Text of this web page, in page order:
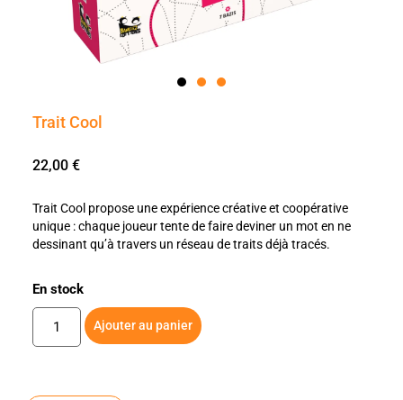
Trait Cool
22,00 €
Trait Cool propose une expérience créative et coopérative
unique : chaque joueur tente de faire deviner un mot en ne
dessinant qu’à travers un réseau de traits déjà tracés.
En stock
Ajouter au panier